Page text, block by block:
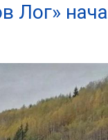
Лог»